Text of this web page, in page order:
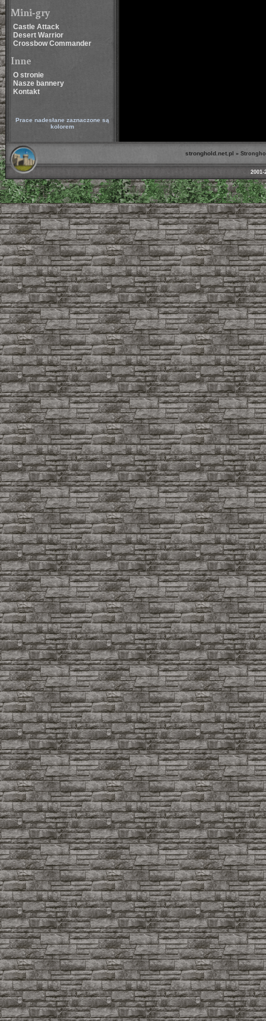
Mini-gry
Castle Attack
Desert Warrior
Crossbow Commander
Inne
O stronie
Nasze bannery
Kontakt
Prace nadesłane zaznaczone są
kolorem
stronghold.net.pl »